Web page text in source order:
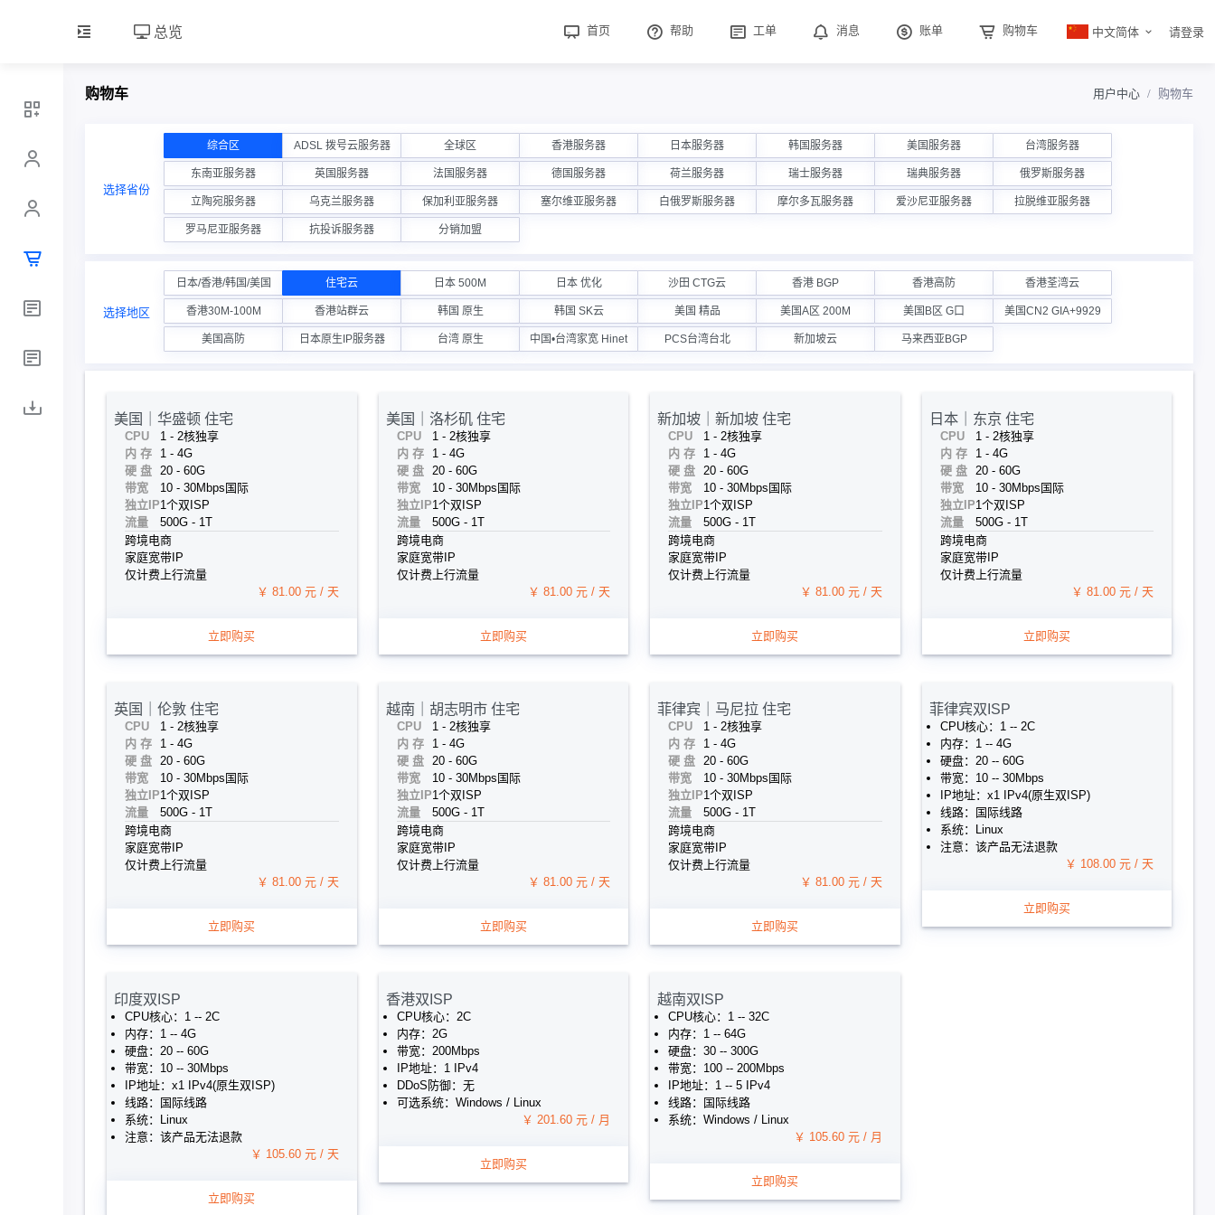
总览 首页 帮助 工单 消息 账单 购物车 中文简体 请登录
购物车 用户中心 购物车
选择省份
综合区 ADSL 拨号云服务器 全球区 香港服务器 日本服务器 韩国服务器 美国服务器 台湾服务器
东南亚服务器 英国服务器 法国服务器 德国服务器 荷兰服务器 瑞士服务器 瑞典服务器 俄罗斯服务器
立陶宛服务器 乌克兰服务器 保加利亚服务器 塞尔维亚服务器 白俄罗斯服务器 摩尔多瓦服务器 爱沙尼亚服务器 拉脱维亚服务器
罗马尼亚服务器 抗投诉服务器 分销加盟
选择地区
日本/香港/韩国/美国 住宅云 日本 500M 日本 优化 沙田 CTG云 香港 BGP 香港高防 香港荃湾云
香港30M-100M 香港站群云 韩国 原生 韩国 SK云 美国 精品 美国A区 200M 美国B区 G口 美国CN2 GIA+9929
美国高防 日本原生IP服务器 台湾 原生 中国•台湾家宽 Hinet PCS台湾台北 新加坡云 马来西亚BGP
美国｜华盛顿 住宅
CPU 1 - 2核独享
内 存
1 - 4G
硬 盘 20 - 60G
带宽
10 - 30Mbps 国际
独立IP1个双ISP
流量
500G - 1T
跨境电商
家庭宽带IP
仅计费上行流量
￥ 81.00 元 / 天
立即购买
美国｜洛杉矶 住宅
CPU 1 - 2核独享
内 存
1 - 4G
硬 盘
20 - 60G
带宽
10 - 30Mbps 国际
独立IP1个双ISP
流量
500G - 1T
跨境电商
家庭宽带IP
仅计费上行流量
￥ 81.00 元 / 天
立即购买
新加坡｜新加坡 住宅
CPU 1 - 2核独享
内 存
1 - 4G
硬 盘 20 - 60G
带宽
10 - 30Mbps 国际
独立IP1个双ISP
流量
500G - 1T
跨境电商
家庭宽带IP
仅计费上行流量
￥ 81.00 元 / 天
立即购买
日本｜东京 住宅
CPU 1 - 2核独享
内 存
1 - 4G
硬 盘
20 - 60G
带宽
10 - 30Mbps 国际
独立IP1个双ISP
流量
500G - 1T
跨境电商
家庭宽带IP
仅计费上行流量
￥ 81.00 元 / 天
立即购买
英国｜伦敦 住宅
CPU 1 - 2核独享
内 存
1 - 4G
硬 盘 20 - 60G
带宽
10 - 30Mbps 国际
独立IP1个双ISP
流量
500G - 1T
跨境电商
家庭宽带IP
仅计费上行流量
￥ 81.00 元 / 天
立即购买
越南｜胡志明市 住宅
CPU 1 - 2核独享
内 存
1 - 4G
硬 盘
20 - 60G
带宽
10 - 30Mbps 国际
独立IP1个双ISP
流量
500G - 1T
跨境电商
家庭宽带IP
仅计费上行流量
￥ 81.00 元 / 天
立即购买
菲律宾｜马尼拉 住宅
CPU 1 - 2核独享
内 存
1 - 4G
硬 盘 20 - 60G
带宽
10 - 30Mbps 国际
独立IP1个双ISP
流量
500G - 1T
跨境电商
家庭宽带IP
仅计费上行流量
￥ 81.00 元 / 天
立即购买
菲律宾双ISP
CPU核心：1 -- 2C
内存：1 -- 4G
硬盘：20 -- 60G
带宽：10 -- 30Mbps
IP地址：x1 IPv4(原生双ISP)
线路：国际线路
系统：Linux
注意：该产品无法退款
￥ 108.00 元 / 天
立即购买
印度双ISP
CPU核心：1 -- 2C
内存：1 -- 4G
硬盘：20 -- 60G
带宽：10 -- 30Mbps
IP地址：x1 IPv4(原生双ISP)
线路：国际线路
系统：Linux
注意：该产品无法退款
￥ 105.60 元 / 天
立即购买
香港双ISP
CPU核心：2C
内存：2G
带宽：200Mbps
IP地址：1 IPv4
DDoS防御：无
可选系统：Windows / Linux
￥ 201.60 元 / 月
立即购买
越南双ISP
CPU核心：1 -- 32C
内存：1 -- 64G
硬盘：30 -- 300G
带宽：100 -- 200Mbps
IP地址：1 -- 5 IPv4
线路：国际线路
系统：Windows / Linux
￥ 105.60 元 / 月
立即购买